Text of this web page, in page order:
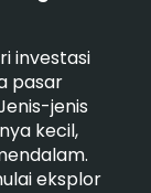
investasi
pasar
jenis
kecil,
eksplor